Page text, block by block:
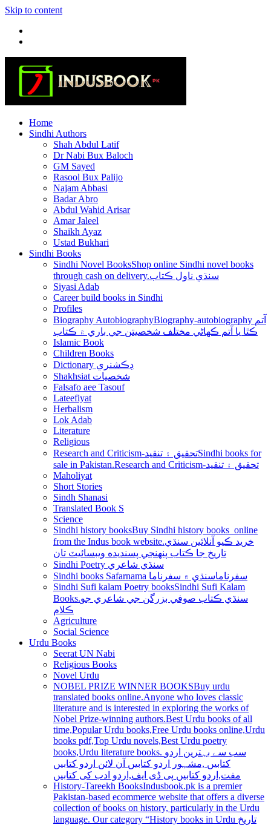
Skip to content
Home
Sindhi Authors
Shah Abdul Latif
Dr Nabi Bux Baloch
GM Sayed
Rasool Bux Palijo
Najam Abbasi
Badar Abro
Abdul Wahid Arisar
Amar Jaleel
Shaikh Ayaz
Ustad Bukhari
Sindhi Books
Sindhi Novel BooksShop online Sindhi novel books
through cash on delivery.سنڌي ناول ڪتاب
Siyasi Adab
Career build books in Sindhi
Profiles
Biography AutobiographyBiography-autobiography آتم
ڪٿا يا آتم ڪھاڻي مختلف شخصيتن جي باري ۾ ڪتاب
Islamic Book
Children Books
Dictionary ڊڪشنري
Shakhsiat شخصيات
Falsafo aee Tasouf
Lateefiyat
Herbalism
Lok Adab
Literature
Religious
Research and Criticism-تحقيق ۽ تنقيدSindhi books for
sale in Pakistan.Research and Criticism-تحقيق ۽ تنقيد
Maholiyat
Short Stories
Sindh Shanasi
Translated Book S
Science
Sindhi history booksBuy Sindhi history books online
from the Indus book website.خريد ڪيو آنلائين سنڌي
تاريخ جا ڪتاب پنھنجي پسنديده ويبسائيٽ تان
Sindhi Poetry سنڌي شاعري
Sindhi books Safarnama سفرناماسنڌي ۾ سفرناما
Sindhi Sufi kalam Poetry booksSindhi Sufi Kalam
Books.سنڌي ڪتاب صوفي بزرگن جي شاعري جو
ڪلام
Agriculture
Social Science
Urdu Books
Seerat UN Nabi
Religious Books
Novel Urdu
NOBEL PRIZE WINNER BOOKSBuy urdu
translated books online.Anyone who loves classic
literature and is interested in exploring the works of
Nobel Prize-winning authors.Best Urdu books of all
time,Popular Urdu books,Free Urdu books online,Urdu
books pdf,Top Urdu novels,Best Urdu poetry
books,Urdu literature books. سب سے بہترین اردو
کتابیں ,مشہور اردو کتابیں آن لائن اردو کتابیں
مفت,اردو کتابیں پی ڈی ایف,اردو ادب کی کتابیں
History-Tareekh BooksIndusbook.pk is a premier
Pakistan-based ecommerce website that offers a diverse
collection of books on history, particularly in the Urdu
language. Our category “History books in Urdu تاریخ